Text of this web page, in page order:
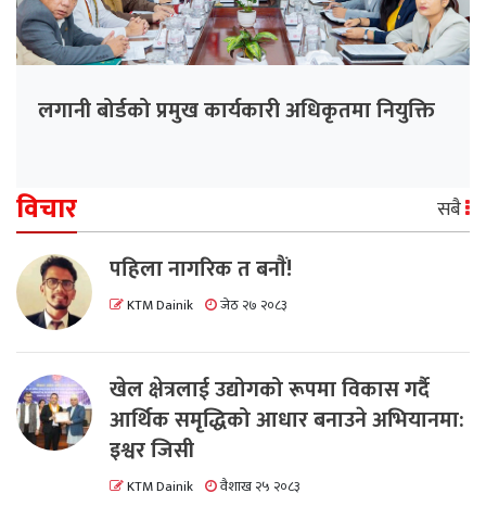
लगानी बोर्डको प्रमुख कार्यकारी अधिकृतमा नियुक्ति
विचार सबै
पहिला नागरिक त बनाैं!
KTM Dainik जेठ २७ २०८३
खेल क्षेत्रलाई उद्योगको रूपमा विकास गर्दै
आर्थिक समृद्धिको आधार बनाउने अभियानमा:
इश्वर जिसी
KTM Dainik वैशाख २५ २०८३